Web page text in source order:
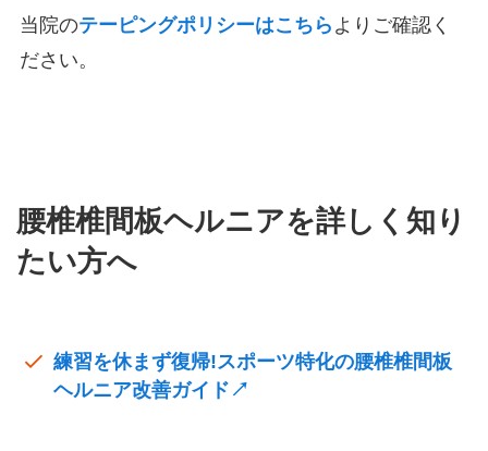
当院のテーピングポリシーはこちら よりご確認く
ださい。
腰椎椎間板ヘルニアを詳しく知り
たい方へ
練習を休まず復帰!スポーツ特化の腰椎椎間板
ヘルニア改善ガイド↗